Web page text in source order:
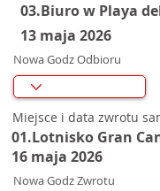
03.Biuro w Playa
13 maja 2026
Nowa Godz Odbioru
Miejsce i data zwrotu
01.Lotnisko Gran
16 maja 2026
Nowa Godz Zwrotu